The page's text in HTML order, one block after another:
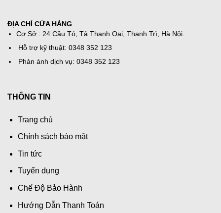
ĐỊA CHỈ CỬA HÀNG
Cơ Sở : 24 Cầu Tó, Tả Thanh Oai, Thanh Trì, Hà Nội.
Hỗ trợ kỹ thuật: 0348 352 123
Phản ánh dịch vụ: 0348 352 123
THÔNG TIN
Trang chủ
Chính sách bảo mật
Tin tức
Tuyển dụng
Chế Độ Bảo Hành
Hướng Dẫn Thanh Toán